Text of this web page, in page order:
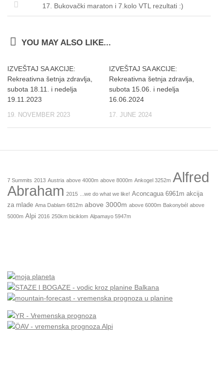
17. Bukovački maraton i 7.kolo VTL rezultati :)
YOU MAY ALSO LIKE...
IZVEŠTAJ SA AKCIJE:
Rekreativna šetnja zdravlja,
subota 18.11. i nedelja
19.11.2023
19. NOVEMBER 2023
IZVEŠTAJ SA AKCIJE:
Rekreativna šetnja zdravlja,
subota 15.06. i nedelja
16.06.2024
17. JUNE 2024
7 Summits 2013 Austria above 4000m above 8000m Ankogel 3252m Alfred
Abraham 2015 ...we do what we like! Aconcagua 6961m akcija
za mlade Ama Dablam 6812m above 3000m above 6000m Bakonybél above
5000m Alpi 2016 250km biciklom Alpamayo 5947m